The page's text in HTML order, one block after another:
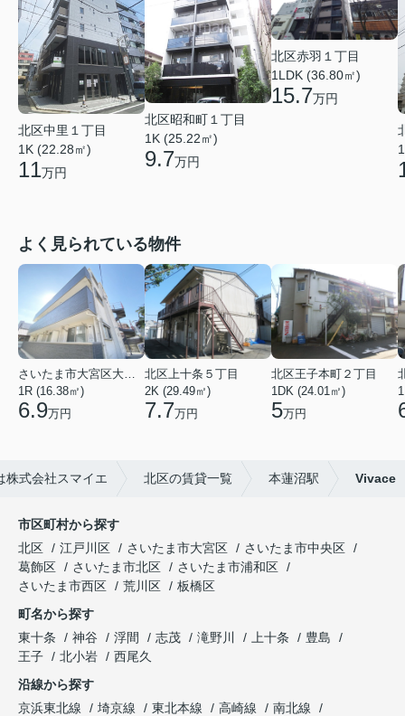
北区中里１丁目
1K (22.28㎡)
11万円
北区昭和町１丁目
1K (25.22㎡)
9.7万円
北区赤羽１丁目
1LDK (36.80㎡)
15.7万円
よく見られている物件
1R (16.38㎡)
6.9万円
北区上十条５丁目
2K (29.49㎡)
7.7万円
北区王子本町２丁目
1DK (24.01㎡)
5万円
株式会社スマイエ 北区の賃貸一覧 本蓮沼駅 Vivace
市区町村から探す
北区
江戸川区 さいたま市大宮区
さいたま市中央区
葛飾区
さいたま市北区
さいたま市浦和区
さいたま市西区
荒川区
板橋区
町名から探す
東十条
神谷 浮間 志茂 滝野川 上十条
豊島
王子
北小岩
西尾久
沿線から探す
京浜東北線
埼京線 東北本線 高崎線
南北線